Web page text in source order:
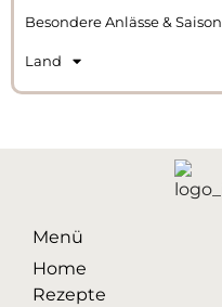
Besondere Anlässe & Saison
Land
Menü
Home
Rezepte